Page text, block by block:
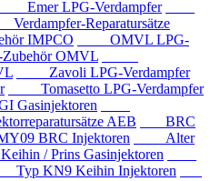
Emer LPG-Verdampfer
Reparatursätze
IMPCO
OMVL LPG-
OMVL
Zavoli LPG-Verdampfer
Tomasetto LPG-Verdampfer
AEB
BRC
BRC Injektoren
Alter
/ Prins Gasinjektoren
KN9 Keihin Injektoren